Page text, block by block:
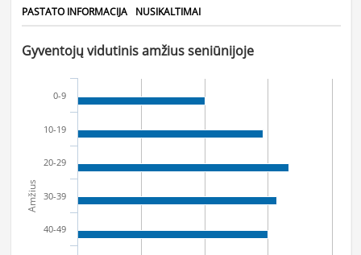
PASTATO INFORMACIJA
NUSIKALTIMAI
Gyventojų vidutinis amžius seniūnijoje
Amžius
0-9
10-19
20-29
30-39
40-49